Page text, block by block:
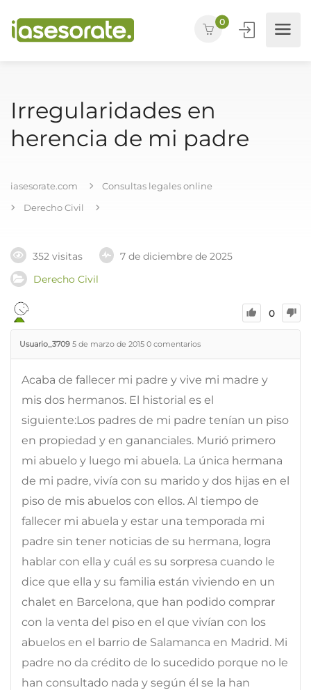
0
Irregularidades en
herencia de mi padre
iasesorate.com
Consultas legales online
Derecho Civil
352 visitas
7 de diciembre de 2025
Derecho Civil
0
Usuario_3709 5 de marzo de 2015 0 comentarios
Acaba de fallecer mi padre y vive mi madre y
mis dos hermanos. El historial es el
siguiente:Los padres de mi padre tenían un piso
en propiedad y en gananciales. Murió primero
mi abuelo y luego mi abuela. La única hermana
de mi padre, vivía con su marido y dos hijas en el
piso de mis abuelos con ellos. Al tiempo de
fallecer mi abuela y estar una temporada mi
padre sin tener noticias de su hermana, logra
hablar con ella y cuál es su sorpresa cuando le
dice que ella y su familia están viviendo en un
chalet en Barcelona, que han podido comprar
con la venta del piso en el que vivían con los
abuelos en el barrio de Salamanca en Madrid. Mi
padre no da crédito de lo sucedido porque no le
han consultado nada y según él se la han